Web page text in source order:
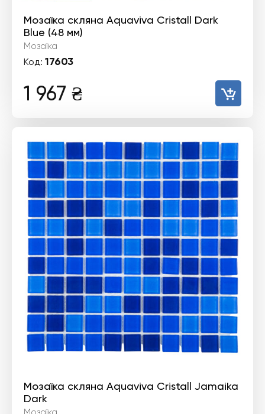
Мозаїка скляна Aquaviva Cristall Dark
Blue (48 мм)
Мозаїка
Код: 17603
1 967 ₴
Мозаїка скляна Aquaviva Cristall Jamaika
Dark